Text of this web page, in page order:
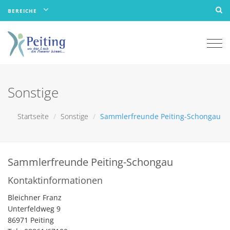
BEREICHE
Sonstige
Startseite Sonstige Sammlerfreunde Peiting-Schongau
Sammlerfreunde Peiting-Schongau
Kontaktinformationen
Bleichner Franz
Unterfeldweg 9
86971 Peiting